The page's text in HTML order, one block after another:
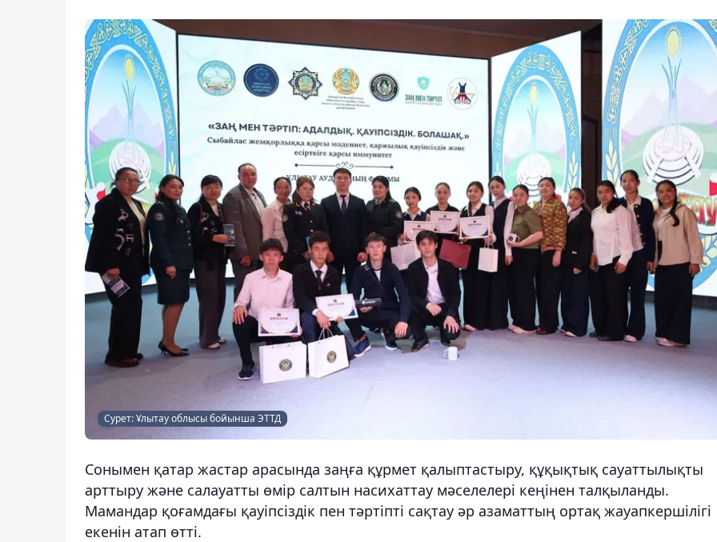
Сурет: Ұлытау облысы бойынша ЭТТД
Сонымен қатар жастар арасында заңға құрмет қалыптастыру, құқықтық сауаттылықты
арттыру және салауатты өмір салтын насихаттау мәселелері кеңінен талқыланды.
Мамандар қоғамдағы қауіпсіздік пен тәртіпті сақтау әр азаматтың ортақ жауапкершілігі
екенін атап өтті.